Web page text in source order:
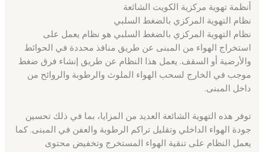
أنظمة تهوية مركزية الكويت الشائعة
نظام التهوية المركزي بالضغط السلبي
نظام التهوية المركزي بالضغط السلبي هو نظام يعمل على
استخراج الهواء من المبنى عن طريق منافذ محددة في الحوائط
والأرضية أو السقف. يعمل هذا النظام عن طريق إنشاء فرق ضغط
موجب في الخارج لسحب الهواء الملوث والرطوبة والروائح من
داخل المبنى.
توفر هذه التهوية الشائعة العديد من المزايا، بما في ذلك تحسين
جودة الهواء الداخلي وتقليل تراكم الرطوبة والعفن في المبنى. كما
يعمل النظام على تنقية الهواء المستخرج وتخفيض محتوى